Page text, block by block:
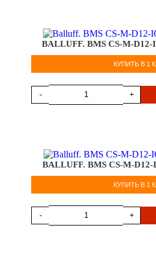
BALLUFF. BMS CS-M-
КУПИТЬ В 1
- +
BALLUFF. BMS CS-M-
КУПИТЬ В 1
- +